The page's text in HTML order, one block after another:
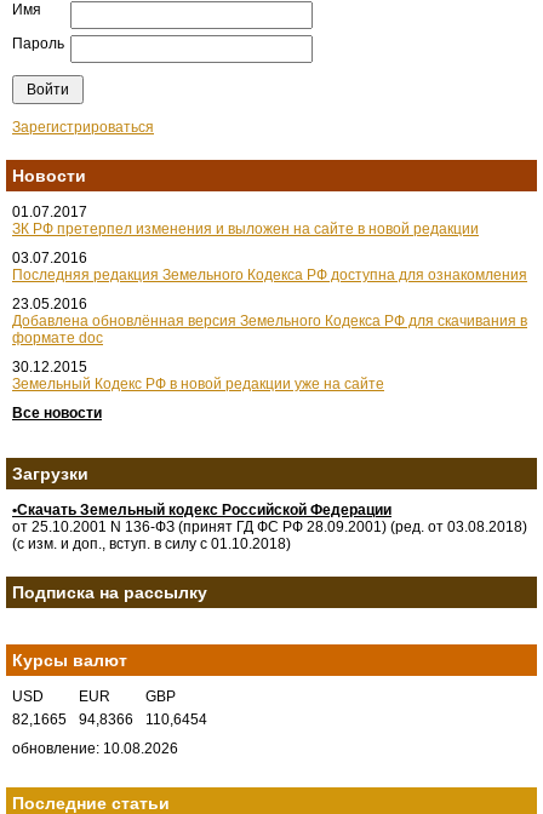
Имя
Пароль
Зарегистрироваться
Новости
01.07.2017
ЗК РФ претерпел изменения и выложен на сайте в новой редакции
03.07.2016
Последняя редакция Земельного Кодекса РФ доступна для ознакомления
23.05.2016
Добавлена обновлённая версия Земельного Кодекса РФ для скачивания в
формате doc
30.12.2015
Земельный Кодекс РФ в новой редакции уже на сайте
Все новости
Загрузки
•Скачать Земельный кодекс Российской Федерации
от 25.10.2001 N 136-ФЗ (принят ГД ФС РФ 28.09.2001) (ред. от 03.08.2018)
(с изм. и доп., вступ. в силу с 01.10.2018)
Подписка на рассылку
Курсы валют
USD EUR
GBP
82,1665
94,8366
110,6454
обновление: 10.08.2026
Последние статьи